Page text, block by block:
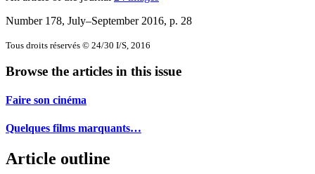
Number 178, July–September 2016, p. 28
Tous droits réservés © 24/30 I/S, 2016
Browse the articles in this issue
Faire son cinéma
Quelques films marquants…
Article outline